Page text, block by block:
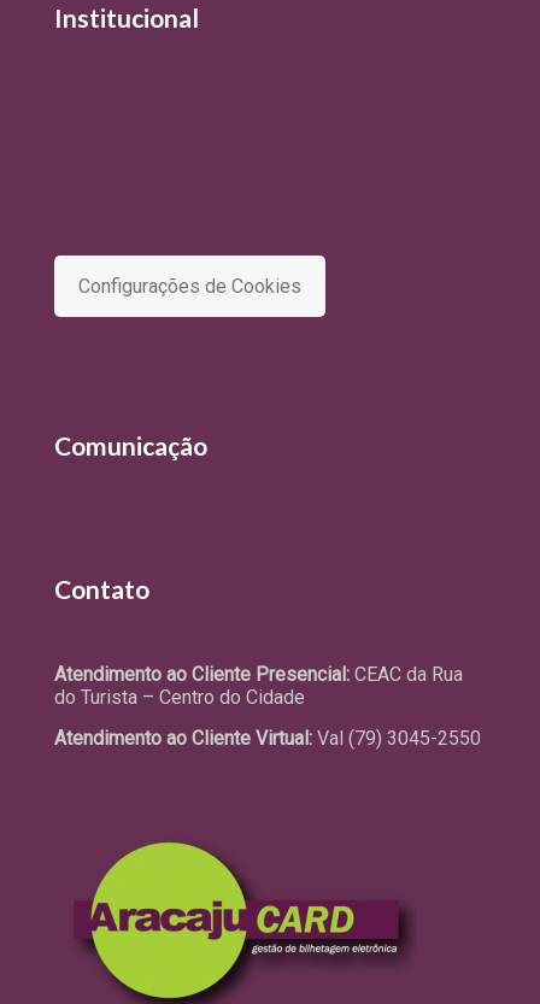
Institucional
Configurações de Cookies
Comunicação
Contato
Atendimento ao Cliente Presencial: CEAC da Rua
do Turista – Centro do Cidade
Atendimento ao Cliente Virtual: Val (79) 3045-2550